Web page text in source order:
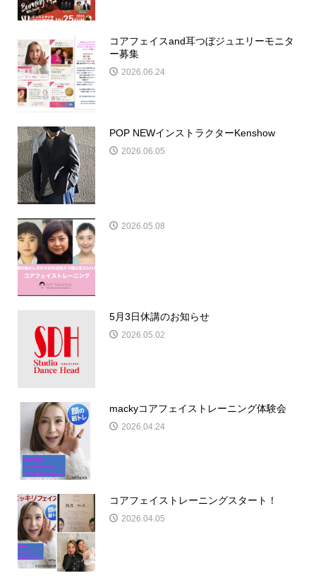
コアフェイスand耳つぼジュエリーモニタ
ー募集
2026.06.24
POP NEWインストラクターKenshow
2026.06.05
2026.05.08
5月3日休講のお知らせ
2026.05.02
mackyコアフェイストレーニング体験会
2026.04.24
コアフェイストレーニングスタート！
2026.04.05